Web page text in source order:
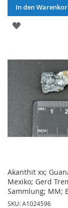
In den
ZUR
Akanthit xx;
Mexiko; Gerd
Sammlung; MM;
SKU: A1024596